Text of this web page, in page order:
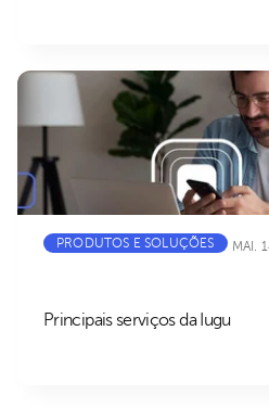
PRODUTOS E SOLUÇÕES MAI.
Principais serviços da Iugu